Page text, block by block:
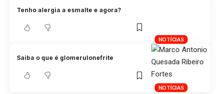
NOTÍCIAS
Tenho alergia a esmalte e agora?
NOTÍCIAS
Saiba o que é glomerulonefrite